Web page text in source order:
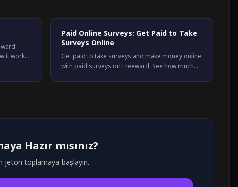
it works,
Paid Online Surveys: Get Paid to Take
Surveys Online
Get paid to take surveys and make money online
with paid surveys on Freeward. See how much
earning today.
Hazır mısınız?
toplamaya başlayın.